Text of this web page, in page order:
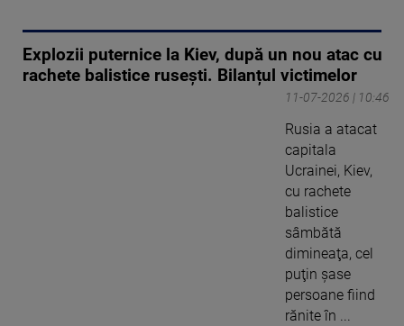
Explozii puternice la Kiev, după un nou atac cu
rachete balistice rusești. Bilanțul victimelor
11-07-2026 | 10:46
Rusia a atacat
capitala
Ucrainei, Kiev,
cu rachete
balistice
sâmbătă
dimineaţa, cel
puţin şase
persoane fiind
rănite în ...